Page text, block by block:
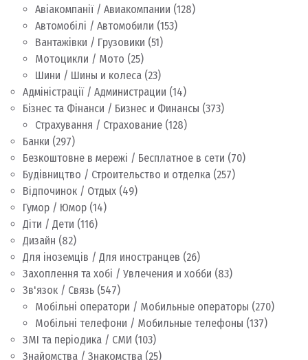
Авіакомпанії / Авиакомпании (128)
Автомобілі / Автомобили (153)
Вантажівки / Грузовики (51)
Мотоцикли / Мото (25)
Шини / Шины и колеса (23)
Адміністрації / Администрации (14)
Бізнес та Фінанси / Бизнес и Финансы (373)
Страхування / Страхование (128)
Банки (297)
Безкоштовне в мережі / Бесплатное в сети (70)
Будівництво / Строительство и отделка (257)
Відпочинок / Отдых (49)
Гумор / Юмор (14)
Діти / Дети (116)
Дизайн (82)
Для іноземців / Для иностранцев (26)
Захоплення та хобі / Увлечения и хобби (83)
Зв'язок / Связь (547)
Мобільні оператори / Мобильные операторы (270)
Мобільні телефони / Мобильные телефоны (137)
ЗМІ та періодика / СМИ (103)
Знайомства / Знакомства (25)